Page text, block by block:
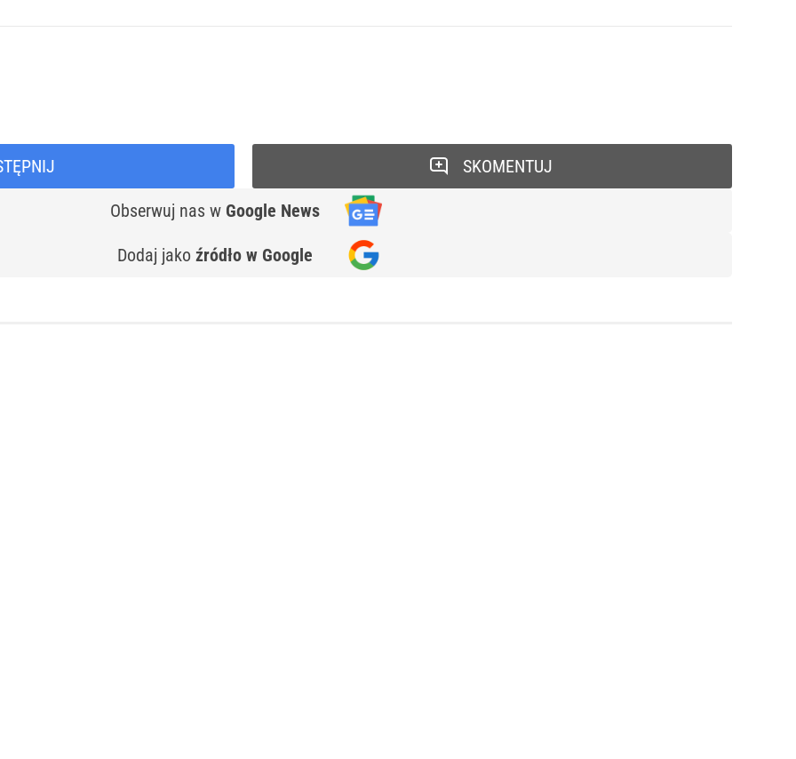
Obserwuj nas w Google News
Dodaj jako źródło w Google
SKOMENTUJ